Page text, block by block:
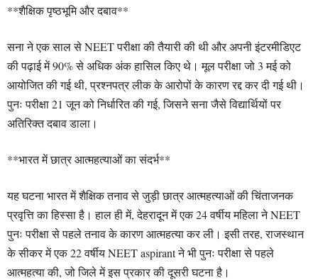
**शैक्षिक पृष्ठभूमि और दबाव**
सना ने एक साल से NEET परीक्षा की तैयारी की थी और अपनी इंटरमीडिएट
की पढ़ाई में 90% से अधिक अंक हासिल किए थे। मूल परीक्षा जो 3 मई को
आयोजित की गई थी, प्रश्नपत्र लीक के आरोपों के कारण रद्द कर दी गई थी।
पुनः परीक्षा 21 जून को निर्धारित की गई, जिसने सना जैसे विद्यार्थियों पर
अतिरिक्त दबाव डाला।
**भारत में छात्र आत्महत्याओं का संदर्भ**
यह घटना भारत में शैक्षिक तनाव से जुड़ी छात्र आत्महत्याओं की चिंताजनक
प्रवृत्ति का हिस्सा है। हाल ही में, देहरादून में एक 24 वर्षीय महिला ने NEET
पुनः परीक्षा से पहले तनाव के कारण आत्महत्या कर ली। इसी तरह, राजस्थान
के सीकर में एक 22 वर्षीय NEET aspirant ने भी पुनः परीक्षा से पहले
आत्महत्या की, जो जिले में इस प्रकार की दूसरी घटना है।